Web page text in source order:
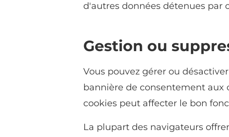
d'autres données détenues par
Gestion ou
Vous pouvez gérer ou
bannière de consentement aux
cookies peut affecter le bon
La plupart des navigateurs